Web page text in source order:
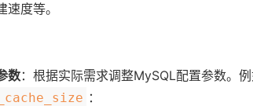
速度等。
数：根据实际需求调整MySQL配置参数。
​：